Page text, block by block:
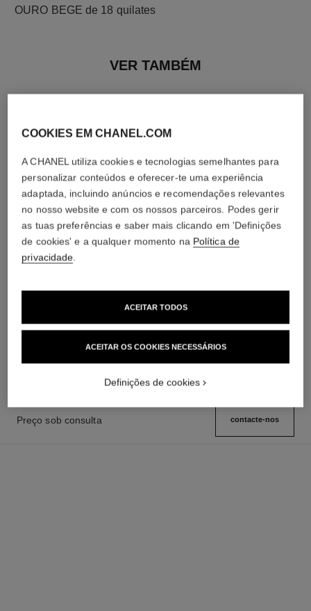
OURO BEGE de 18 quilates
VER TAMBÉM
Ouro branco de 18 quilates,
diamantes
Ver detalhes
Motivo matelassé, OURO
diamantes
Ref. J12155Preço sob consulta
Ver detalhes
Preço sob consulta contacte-nos
COOKIES EM CHANEL.COM
A CHANEL utiliza cookies e tecnologias semelhantes para
personalizar conteúdos e oferecer-te uma experiência
adaptada, incluindo anúncios e recomendações relevantes
no nosso website e com os nossos parceiros. Podes gerir
as tuas preferências e saber mais clicando em 'Definições
de cookies' e a qualquer momento na Política de
privacidade
ACEITAR OS COOKIES NECESSÁRIOS
ACEITAR TODOS
Definições de cookies